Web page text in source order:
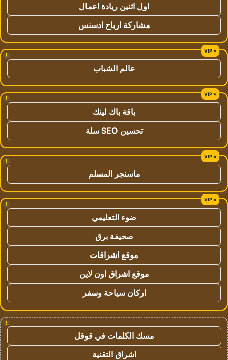
اول اثنين ريادة اعمال
مشاركة ارباح ادسنس
!
عالم الشباب
!
باقة باك لينك
تحسين SEO سلة
!
ماسنجر المسلم
!
ضوء التعليمي
صحيفة برق
موقع اشراقات
موقع اشراق اون لاين
اركان سياحة وسفر
!
مسك الكلمات في قوقل
اشراق التقنية